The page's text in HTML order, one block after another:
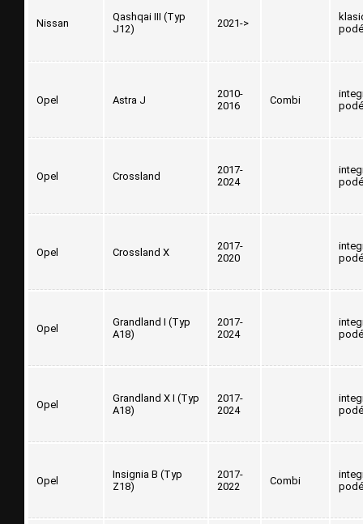
Nissan
Qashqai III (Typ
J12)
2021->
Opel Astra J
2010-
2016
Combi
Opel Crossland
2017-
2024
Opel Crossland X
2017-
2020
Opel
Grandland I (Typ
A18)
2017-
2024
Opel
Grandland X I (Typ
A18)
2017-
2024
Opel
Insignia B (Typ
Z18)
2017-
2022
Combi